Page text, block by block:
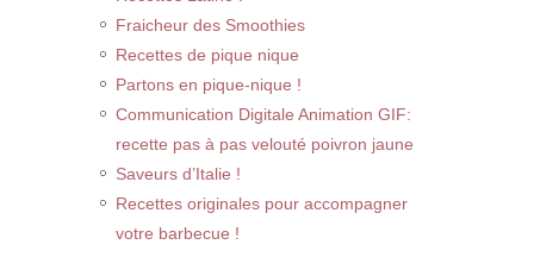
Fraicheur des Smoothies
Recettes de pique nique
Partons en pique-nique !
Communication Digitale Animation GIF:
recette pas à pas velouté poivron jaune
Saveurs d’Italie !
Recettes originales pour accompagner
votre barbecue !